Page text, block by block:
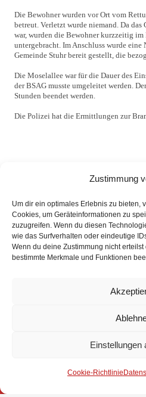
Zustimmung
Um dir ein optimales Erlebnis zu bieten,
Cookies, um Geräteinformationen zu
zuzugreifen. Wenn du diesen
wie das Surfverhalten oder eindeutige
Wenn du deine Zustimmung nicht
bestimmte Merkmale und Funktionen
Einstellungen
Cookie-Richtlinie
Die Bewohner wurden vor Ort vom
betreut. Verletzt wurde niemand. Da das
war, wurden die Bewohner kurzzeitig im
untergebracht. Im Anschluss wurde
Gemeinde Stuhr bereit gestellt, die
Die Moselallee war für die Dauer des
der BSAG musste umgeleitet werden.
Stunden beendet werden.
Die Polizei hat die Ermittlungen zur
Eingesetzte Kräfte: Feuerwehr
Rettungsdienst